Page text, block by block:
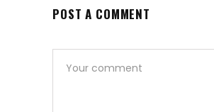
POST A COMMENT